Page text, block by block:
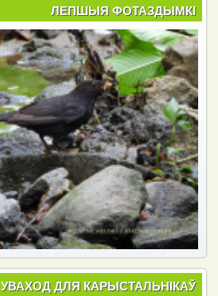
ЛЕПШЫЯ ФОТАЗДЫМКІ
УВАХОД ДЛЯ КАРЫСТАЛЬНІКАЎ